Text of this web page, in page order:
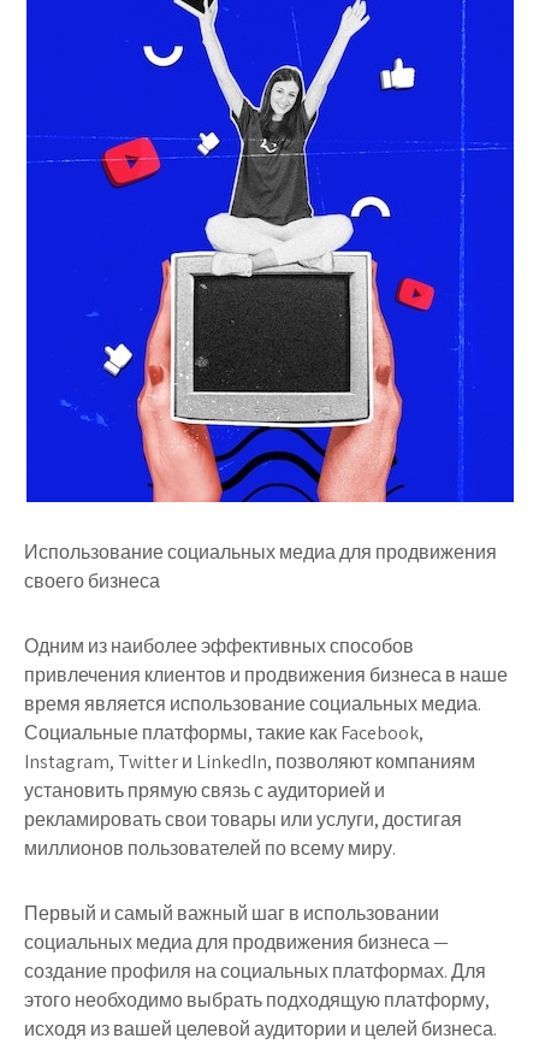
Использование социальных медиа для продвижения
своего бизнеса
Одним из наиболее эффективных способов
привлечения клиентов и продвижения бизнеса в наше
время является использование социальных медиа.
Социальные платформы, такие как Facebook,
Instagram, Twitter и LinkedIn, позволяют компаниям
установить прямую связь с аудиторией и
рекламировать свои товары или услуги, достигая
миллионов пользователей по всему миру.
Первый и самый важный шаг в использовании
социальных медиа для продвижения бизнеса —
создание профиля на социальных платформах. Для
этого необходимо выбрать подходящую платформу,
исходя из вашей целевой аудитории и целей бизнеса.